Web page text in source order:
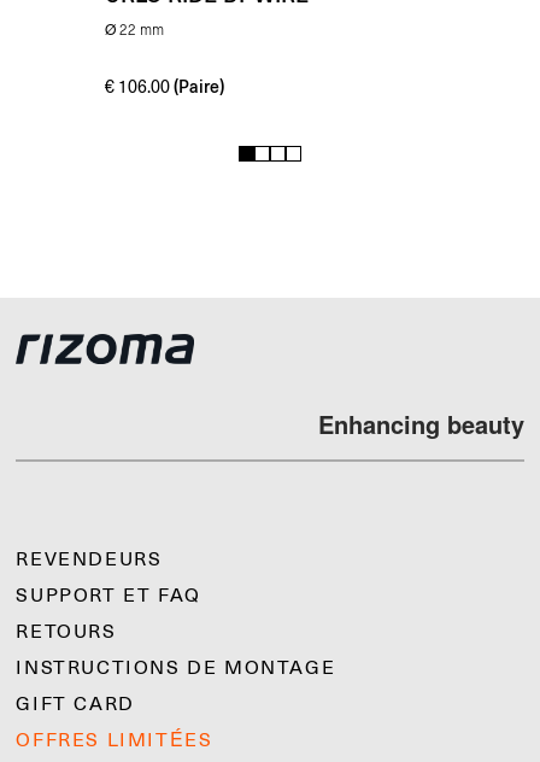
Ø 22 mm
€ 106.00 (Paire)
1 2 3 4
Enhancing beauty
REVENDEURS
SUPPORT ET FAQ
RETOURS
INSTRUCTIONS DE MONTAGE
GIFT CARD
OFFRES LIMITÉES